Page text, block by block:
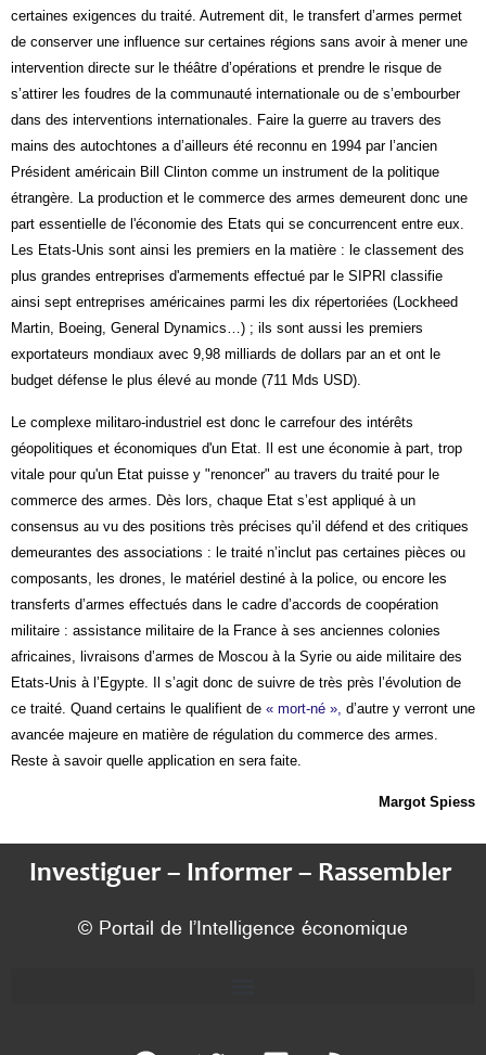
certaines exigences du traité. Autrement dit, le transfert d’armes permet
de conserver une influence sur certaines régions sans avoir à mener une
intervention directe sur le théâtre d’opérations et prendre le risque de
s’attirer les foudres de la communauté internationale ou de s’embourber
dans des interventions internationales. Faire la guerre au travers des
mains des autochtones a d’ailleurs été reconnu en 1994 par l’ancien
Président américain Bill Clinton comme un instrument de la politique
étrangère. La production et le commerce des armes demeurent donc une
part essentielle de l'économie des Etats qui se concurrencent entre eux.
Les Etats-Unis sont ainsi les premiers en la matière : le classement des
plus grandes entreprises d'armements effectué par le SIPRI classifie
ainsi sept entreprises américaines parmi les dix répertoriées (Lockheed
Martin, Boeing, General Dynamics…) ; ils sont aussi les premiers
exportateurs mondiaux avec 9,98 milliards de dollars par an et ont le
budget défense le plus élevé au monde (711 Mds USD).
Le complexe militaro-industriel est donc le carrefour des intérêts
géopolitiques et économiques d'un Etat. Il est une économie à part, trop
vitale pour qu'un Etat puisse y "renoncer" au travers du traité pour le
commerce des armes. Dès lors, chaque Etat s’est appliqué à un
consensus au vu des positions très précises qu’il défend et des critiques
demeurantes des associations : le traité n’inclut pas certaines pièces ou
composants, les drones, le matériel destiné à la police, ou encore les
transferts d’armes effectués dans le cadre d’accords de coopération
militaire : assistance militaire de la France à ses anciennes colonies
africaines, livraisons d’armes de Moscou à la Syrie ou aide militaire des
Etats-Unis à l’Egypte. Il s’agit donc de suivre de très près l’évolution de
ce traité. Quand certains le qualifient de « mort-né », d’autre y verront une
avancée majeure en matière de régulation du commerce des armes.
Reste à savoir quelle application en sera faite.
Margot Spiess
Investiguer – Informer – Rassembler
© Portail de l’Intelligence économique